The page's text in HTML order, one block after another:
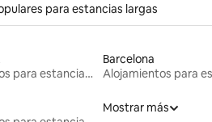
para estancias largas
Alojamientos para estancias largas
Barcelona
Mostrar más